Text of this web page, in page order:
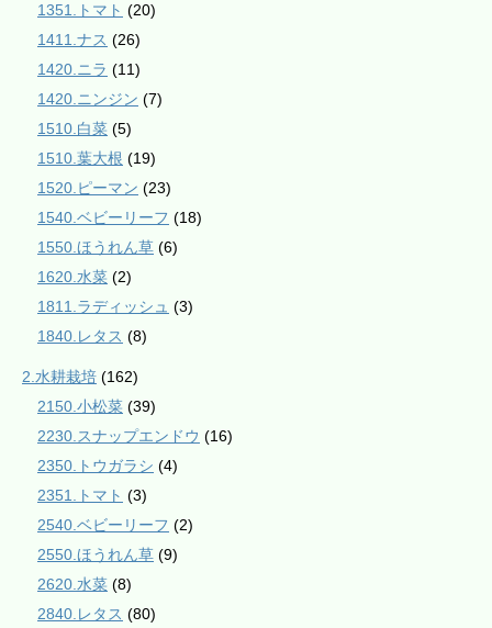
1351.トマト (20)
1411.ナス (26)
1420.ニラ (11)
1420.ニンジン (7)
1510.白菜 (5)
1510.葉大根 (19)
1520.ピーマン (23)
1540.ベビーリーフ (18)
1550.ほうれん草 (6)
1620.水菜 (2)
1811.ラディッシュ (3)
1840.レタス (8)
2.水耕栽培 (162)
2150.小松菜 (39)
2230.スナップエンドウ (16)
2350.トウガラシ (4)
2351.トマト (3)
2540.ベビーリーフ (2)
2550.ほうれん草 (9)
2620.水菜 (8)
2840.レタス (80)